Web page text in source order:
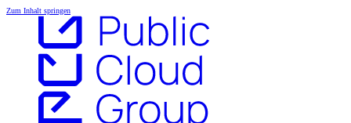
Zum Inhalt springen